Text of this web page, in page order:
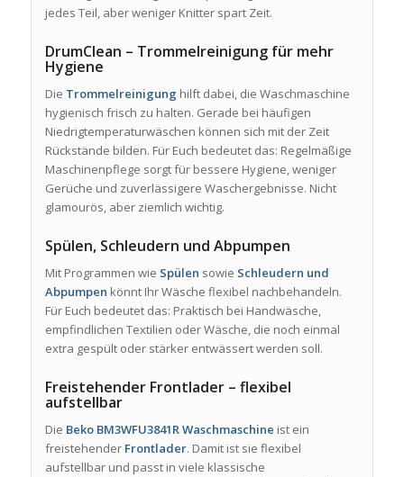
jedes Teil, aber weniger Knitter spart Zeit.
DrumClean – Trommelreinigung für mehr
Hygiene
Die Trommelreinigung hilft dabei, die Waschmaschine
hygienisch frisch zu halten. Gerade bei häufigen
Niedrigtemperaturwäschen können sich mit der Zeit
Rückstände bilden. Für Euch bedeutet das: Regelmäßige
Maschinenpflege sorgt für bessere Hygiene, weniger
Gerüche und zuverlässigere Waschergebnisse. Nicht
glamourös, aber ziemlich wichtig.
Spülen, Schleudern und Abpumpen
Mit Programmen wie Spülen sowie Schleudern und
Abpumpen könnt Ihr Wäsche flexibel nachbehandeln.
Für Euch bedeutet das: Praktisch bei Handwäsche,
empfindlichen Textilien oder Wäsche, die noch einmal
extra gespült oder stärker entwässert werden soll.
Freistehender Frontlader – flexibel
aufstellbar
Die Beko BM3WFU3841R Waschmaschine ist ein
freistehender Frontlader. Damit ist sie flexibel
aufstellbar und passt in viele klassische